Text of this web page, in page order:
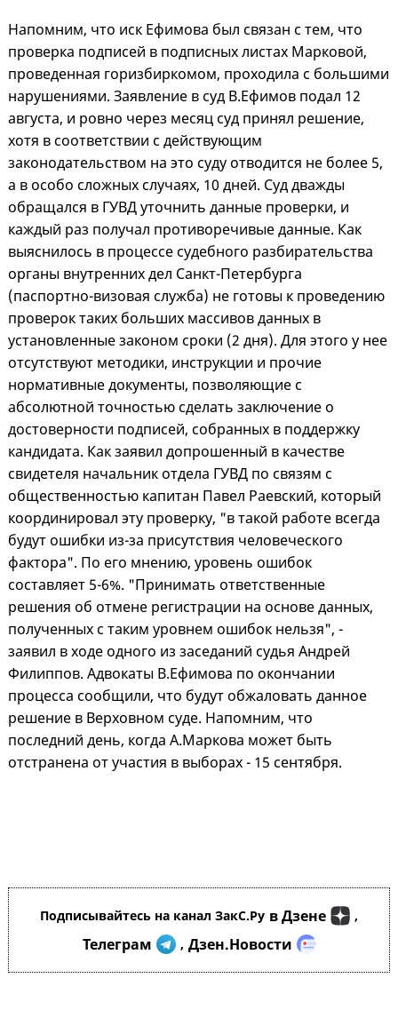
Напомним, что иск Ефимова был связан с тем, что
проверка подписей в подписных листах Марковой,
проведенная горизбиркомом, проходила с большими
нарушениями. Заявление в суд В.Ефимов подал 12
августа, и ровно через месяц суд принял решение,
хотя в соответствии с действующим
законодательством на это суду отводится не более 5,
а в особо сложных случаях, 10 дней. Суд дважды
обращался в ГУВД уточнить данные проверки, и
каждый раз получал противоречивые данные. Как
выяснилось в процессе судебного разбирательства
органы внутренних дел Санкт-Петербурга
(паспортно-визовая служба) не готовы к проведению
проверок таких больших массивов данных в
установленные законом сроки (2 дня). Для этого у нее
отсутствуют методики, инструкции и прочие
нормативные документы, позволяющие с
абсолютной точностью сделать заключение о
достоверности подписей, собранных в поддержку
кандидата. Как заявил допрошенный в качестве
свидетеля начальник отдела ГУВД по связям с
общественностью капитан Павел Раевский, который
координировал эту проверку, "в такой работе всегда
будут ошибки из-за присутствия человеческого
фактора". По его мнению, уровень ошибок
составляет 5-6%. "Принимать ответственные
решения об отмене регистрации на основе данных,
полученных с таким уровнем ошибок нельзя", -
заявил в ходе одного из заседаний судья Андрей
Филиппов. Адвокаты В.Ефимова по окончании
процесса сообщили, что будут обжаловать данное
решение в Верховном суде. Напомним, что
последний день, когда А.Маркова может быть
отстранена от участия в выборах - 15 сентября.
Подписывайтесь на канал ЗакС.Ру в Дзене ,
Телеграм , Дзен.Новости